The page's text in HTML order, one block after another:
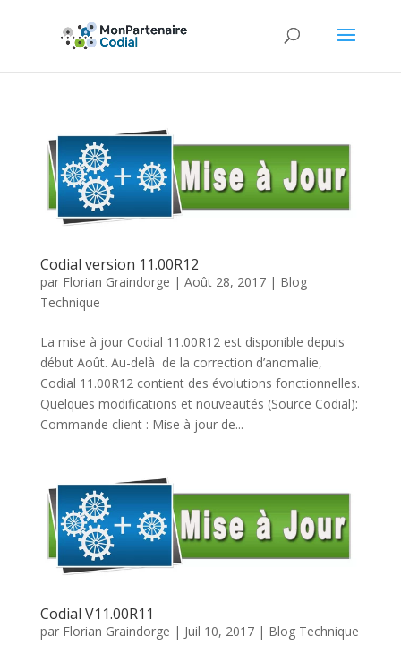
Codial version 11.00R12
par Florian Graindorge | Août 28, 2017| Blog
Technique
La mise à jour Codial 11.00R12 est disponible depuis
début Août. Au-delà de la correction d’anomalie,
Codial 11.00R12 contient des évolutions fonctionnelles.
Quelques modifications et nouveautés (Source Codial):
Commande client : Mise à jour de...
Codial V11.00R11
par Florian Graindorge | Juil 10, 2017| Blog Technique